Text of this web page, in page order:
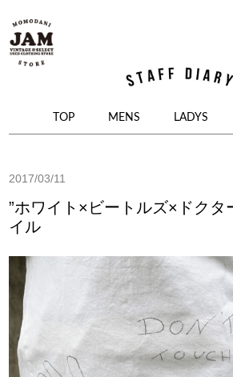
コンテン
TOP MENS LADYS
2017/03/11
”ホワイト×ビートルズ×ドクタ
イル